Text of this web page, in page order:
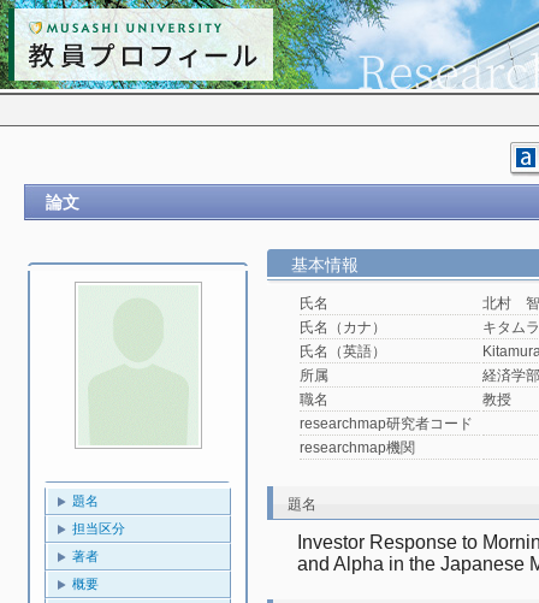
論文
題名
担当区分
著者
概要
基本情報
氏名
北村
氏名（カナ）
キタム
氏名（英語）
所属
経済学
職名
教授
researchmap研究者コード
researchmap機関
題名
Investor Response to
and Alpha in the Japanese